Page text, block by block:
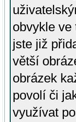
obvykle
jste již
větší
obrázek
povolí či
využívat